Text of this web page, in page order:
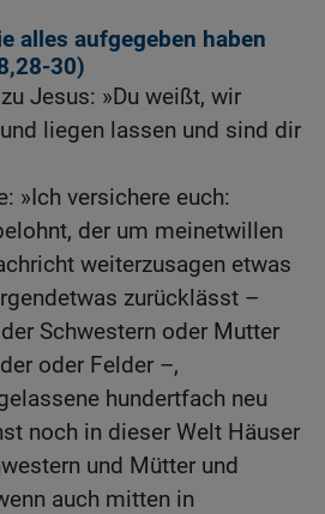
alles aufgegeben haben
30)
Jesus: »Du weißt, wir
liegen lassen und sind dir
»Ich versichere euch:
der um meinetwillen
weiterzusagen etwas
zurücklässt –
Schwestern oder Mutter
oder Felder –,
hundertfach neu
noch in dieser Welt Häuser
und Mütter und
auch mitten in